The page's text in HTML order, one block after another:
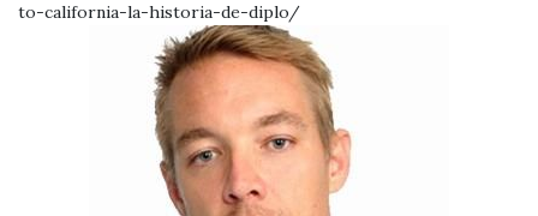
to-california-la-historia-de-diplo/